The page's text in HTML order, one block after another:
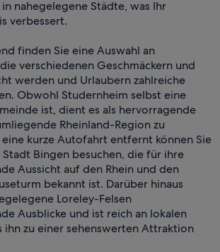
nahegelegene Städte, was Ihr
verbessert.
finden Sie eine Auswahl an
verschiedenen Geschmäckern und
werden und Urlaubern zahlreiche
Obwohl Studernheim selbst eine
ist, dient es als hervorragende
Rheinland-Region zu
kurze Autofahrt entfernt können Sie
Bingen besuchen, die für ihre
Aussicht auf den Rhein und den
bekannt ist. Darüber hinaus
Loreley-Felsen
Ausblicke und ist reich an lokalen
ihn zu einer sehenswerten Attraktion